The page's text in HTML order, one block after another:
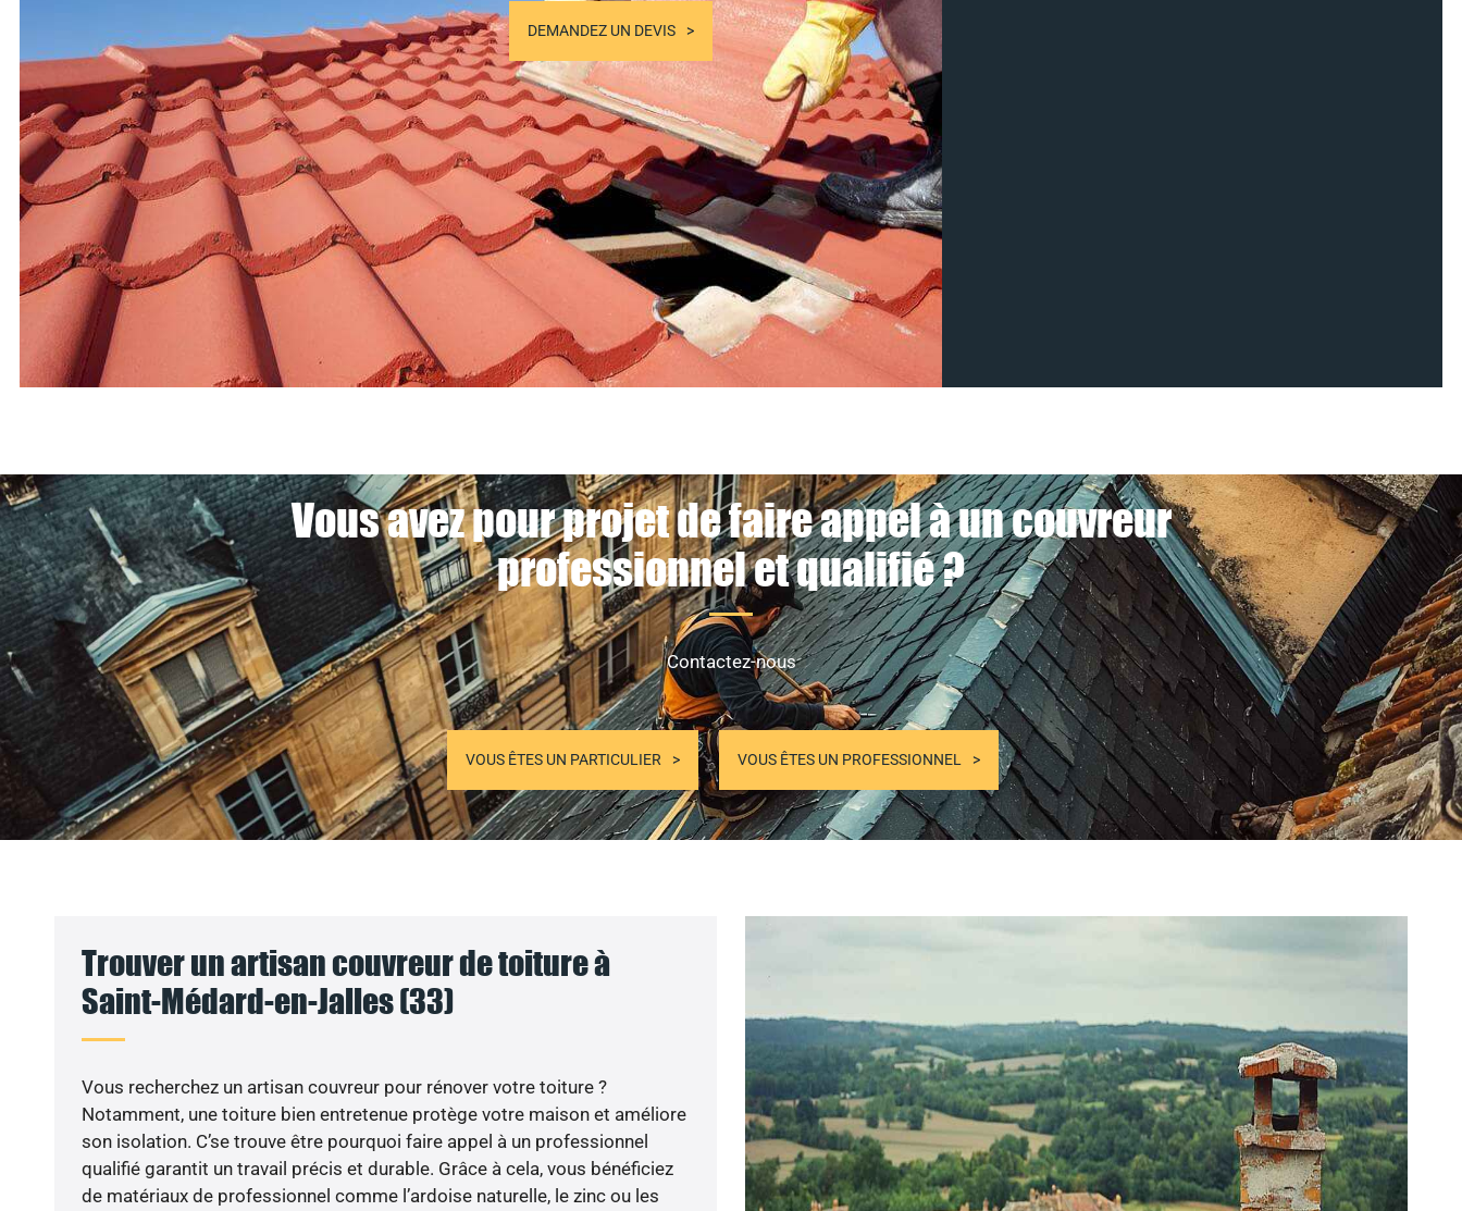
DEMANDEZ UN DEVIS
Vous avez pour projet de faire appel à un couvreur
professionnel et qualifié ?
Contactez-nous
VOUS ÊTES UN PARTICULIER VOUS ÊTES UN PROFESSIONNEL
Trouver un artisan couvreur de toiture à
Saint-Médard-en-Jalles (33)
Vous recherchez un artisan couvreur pour rénover votre toiture ?
Notamment, une toiture bien entretenue protège votre maison et améliore
son isolation. C’se trouve être pourquoi faire appel à un professionnel
qualifié garantit un travail précis et durable. Grâce à cela, vous bénéficiez
de matériaux de professionnel comme l’ardoise naturelle, le zinc ou les